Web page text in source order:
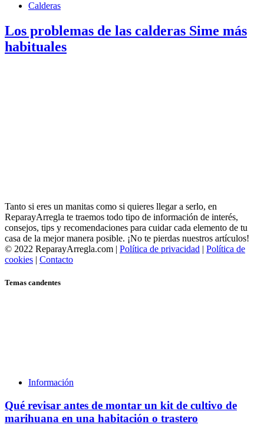
Calderas
Los problemas de las calderas Sime más
habituales
Tanto si eres un manitas como si quieres llegar a serlo, en
ReparayArregla te traemos todo tipo de información de interés,
consejos, tips y recomendaciones para cuidar cada elemento de tu
casa de la mejor manera posible. ¡No te pierdas nuestros artículos!
© 2022 ReparayArregla.com | Política de privacidad | Política de
cookies | Contacto
Temas candentes
Información
Qué revisar antes de montar un kit de cultivo de
marihuana en una habitación o trastero